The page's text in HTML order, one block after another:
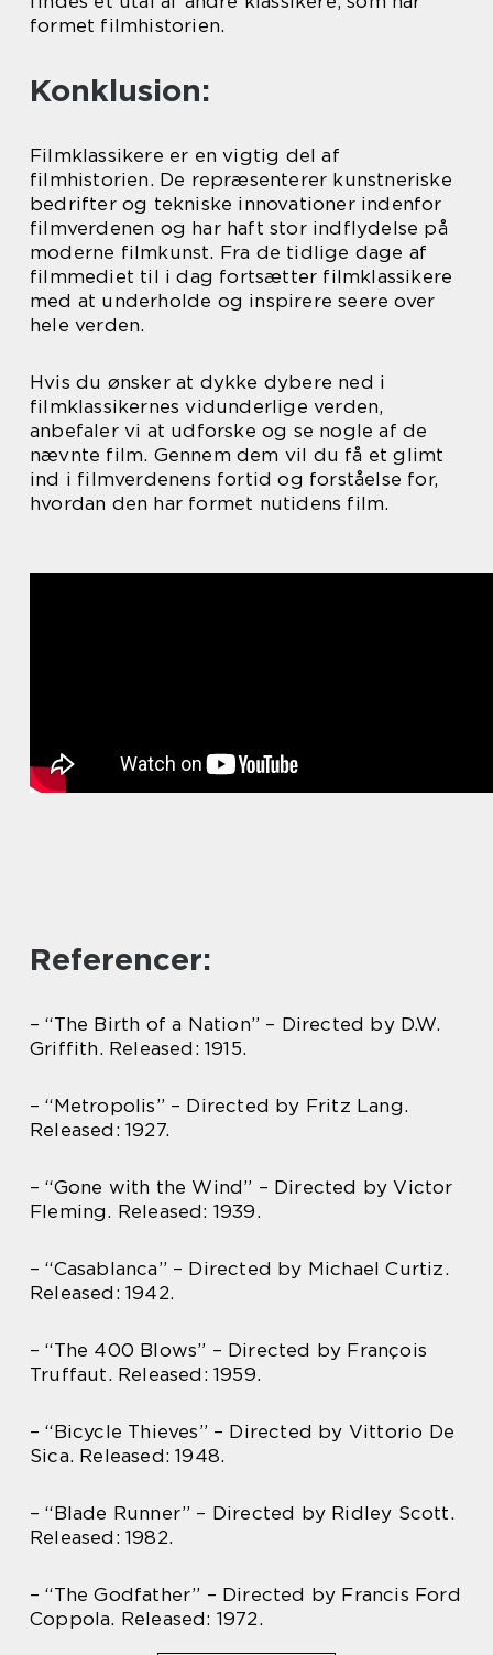
formet filmhistorien.
Konklusion:
Filmklassikere er en vigtig del af
filmhistorien. De repræsenterer kunstneriske
bedrifter og tekniske innovationer indenfor
filmverdenen og har haft stor indflydelse på
moderne filmkunst. Fra de tidlige dage af
filmmediet til i dag fortsætter filmklassikere
med at underholde og inspirere seere over
hele verden.
Hvis du ønsker at dykke dybere ned i
filmklassikernes vidunderlige verden,
anbefaler vi at udforske og se nogle af de
nævnte film. Gennem dem vil du få et glimt
ind i filmverdenens fortid og forståelse for,
hvordan den har formet nutidens film.
Referencer:
– “The Birth of a Nation” – Directed by D.W.
Griffith. Released: 1915.
– “Metropolis” – Directed by Fritz Lang.
Released: 1927.
– “Gone with the Wind” – Directed by Victor
Fleming. Released: 1939.
– “Casablanca” – Directed by Michael Curtiz.
Released: 1942.
– “The 400 Blows” – Directed by François
Truffaut. Released: 1959.
– “Bicycle Thieves” – Directed by Vittorio De
Sica. Released: 1948.
– “Blade Runner” – Directed by Ridley Scott.
Released: 1982.
– “The Godfather” – Directed by Francis Ford
Coppola. Released: 1972.